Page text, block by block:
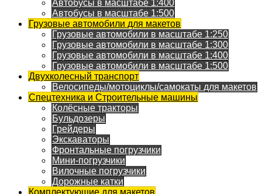
Автобусы в масштабе 1:400
Автобусы в масштабе 1:500
Грузовые автомобили для макетов
Грузовые автомобили в масштабе 1:250
Грузовые автомобили в масштабе 1:300
Грузовые автомобили в масштабе 1:400
Грузовые автомобили в масштабе 1:500
Двухколесный транспорт
Велосипеды/мотоциклы/самокаты для макетов
Спецтехника и Строительные машины
Колёсные тракторы
Бульдозеры
Грейдеры
Экскаваторы
Фронтальные погрузчики
Мини-погрузчики
Вилочные погрузчики
Дорожные катки